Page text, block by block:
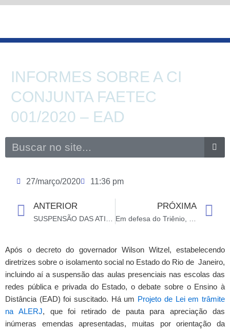
Ir
conteúdo
INFORMES SOBRE A CI
CONJUNTA FAETEC
001/2020 – EAD
27/março/2020 11:36 pm
Prev
ANTERIOR PRÓXIMA
Após o decreto do governador Wilson Witzel, estabelecendo
diretrizes sobre o isolamento social no Estado do Rio de Janeiro,
incluindo aí a suspensão das aulas presenciais nas escolas das
redes pública e privada do Estado, o debate sobre o Ensino à
Distância (EAD) foi suscitado. Há um Projeto de Lei em trâmite
na ALERJ, que foi retirado de pauta para apreciação das
inúmeras emendas apresentadas, muitas por orientação da